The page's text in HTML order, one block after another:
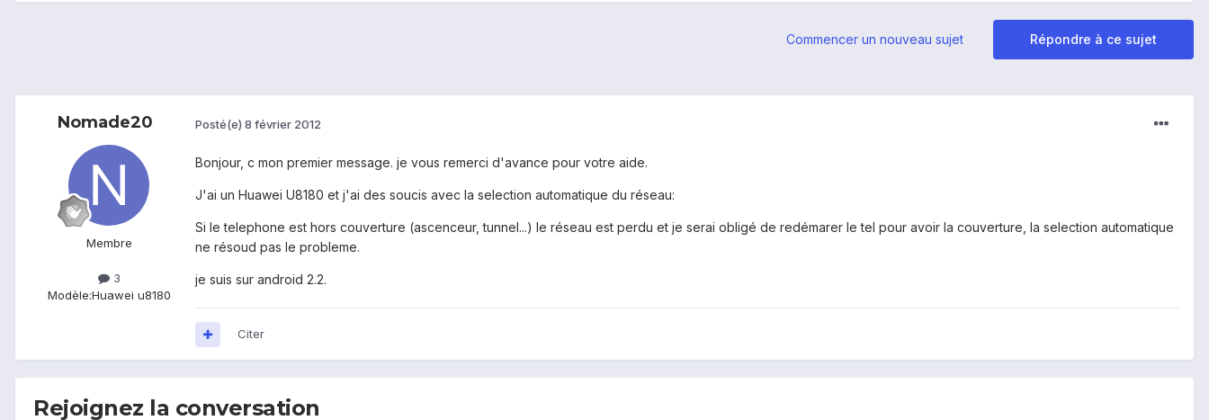
Répondre à ce sujet
Commencer un nouveau sujet
Nomade20
Membre
3
Modèle:Huawei u8180
Posté(e) 8 février 2012
Bonjour, c mon premier message. je vous remerci d'avance pour votre aide.
J'ai un Huawei U8180 et j'ai des soucis avec la selection automatique du réseau:
Si le telephone est hors couverture (ascenceur, tunnel...) le réseau est perdu et je serai obligé de redémarer le tel pour avoir la couverture, la selection automatique
ne résoud pas le probleme.
je suis sur android 2.2.
Citer
Rejoignez la conversation